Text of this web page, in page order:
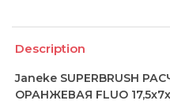
Description
Janeke SUPERBRUSH
ОРАНЖЕВАЯ FLUO